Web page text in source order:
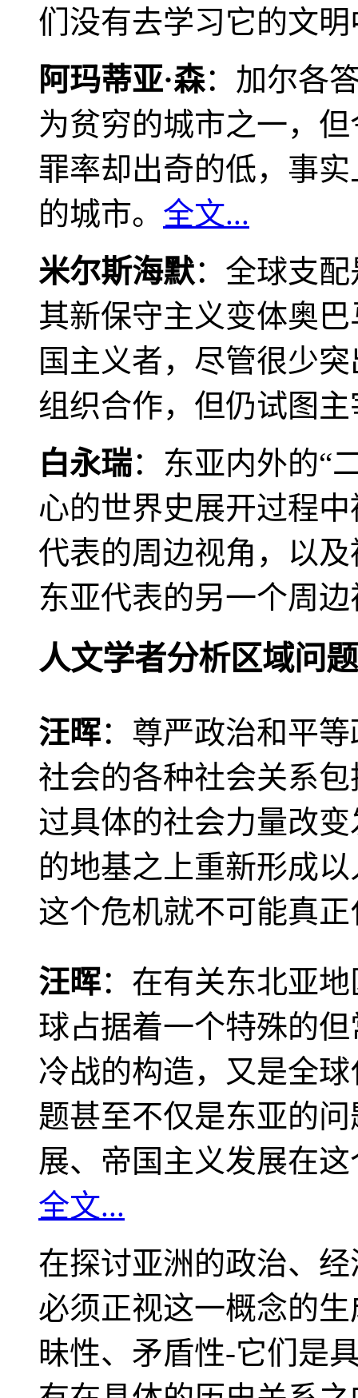
们没有去学习它的文
阿玛蒂亚·森：加尔各
为贫穷的城市之一，
罪率却出奇的低，事
的城市。 全文...
米尔斯海默：全球支
其新保守主义变体奥
国主义者，尽管很少
组织合作，但仍试图
白永瑞：东亚内外的“
心的世界史展开过程
代表的周边视角，以
东亚代表的另一个周
人文学者分析区域问题
汪晖：尊严政治和平
社会的各种社会关系
过具体的社会力量改
的地基之上重新形成
这个危机就不可能真
汪晖：在有关东北亚
球占据着一个特殊的
冷战的构造，又是全
题甚至不仅是东亚的
展、帝国主义发展在
全文...
在探讨亚洲的政治、
必须正视这一概念的
昧性、矛盾性-它们是